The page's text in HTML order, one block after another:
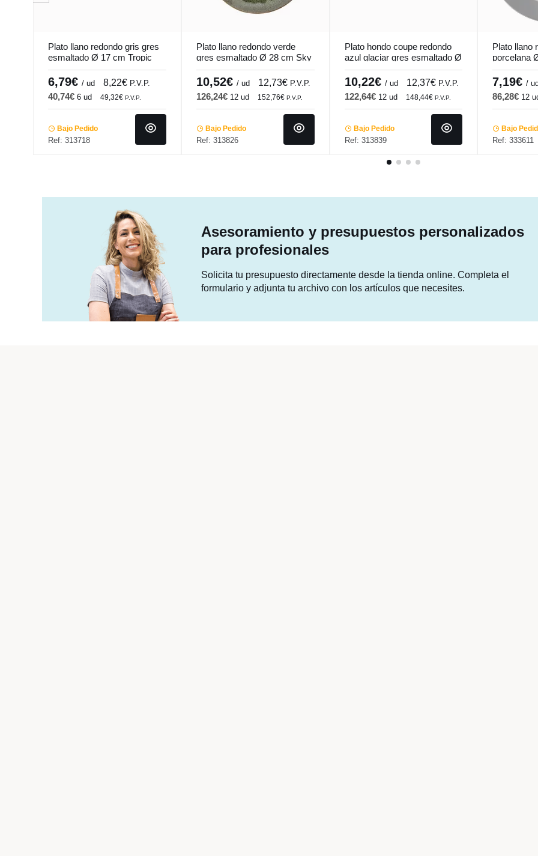
Plato llano redondo gris gres
esmaltado Ø 17 cm Tropic
Accolade
6,79€ / ud 8,22€ P.V.P.
40,74€ 6 ud 49,32€ P.V.P.
Bajo Pedido
Ref: 313718
Plato llano redondo verde
gres esmaltado Ø 28 cm Sky
Pro.mundi
10,52€ / ud 12,73€ P.V.P.
126,24€ 12 ud 152,76€ P.V.P.
Bajo Pedido
Ref: 313826
Plato hondo coupe redondo
azul glaciar gres esmaltado Ø
22 cm Snow Pro.mundi
10,22€ / ud 12,37€ P.V.P.
122,64€ 12 ud 148,44€ P.V.P.
Bajo Pedido
Ref: 313839
Plato llano
porcelana
Color
7,19€/ ud
86,28€ 12
Bajo
Ref: 333611
Asesoramiento y presupuestos personalizados
para profesionales
Solicita tu presupuesto directamente desde la tienda online. Completa el
formulario y adjunta tu archivo con los artículos que necesites.